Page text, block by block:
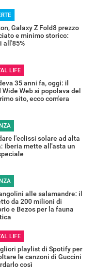
Galaxy Z Fold8 prezzo
e minimo storico:
all'85%
LIFE
35 anni fa, oggi: il
Wide Web si popolava del
sito, ecco com'era
l'eclissi solare ad alta
Iberia mette all'asta un
alle salamandre: il
da 200 milioni di
e Bezos per la fauna
LIFE
playlist di Spotify per
le canzoni di Guccini
così